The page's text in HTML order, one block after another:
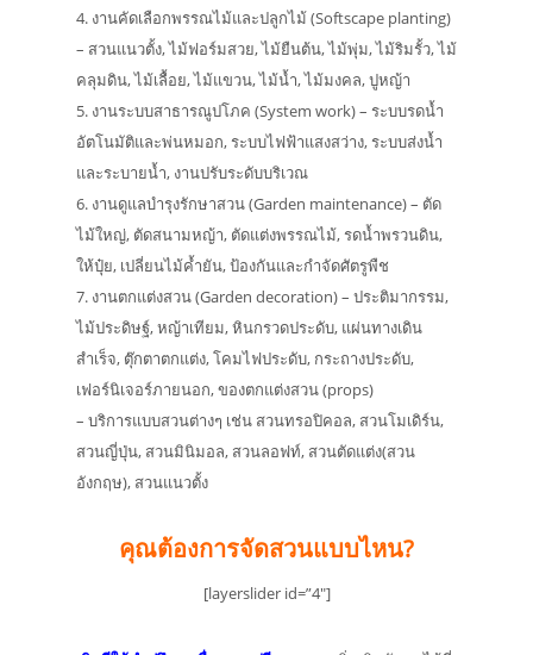
4. งานคัดเลือกพรรณไม้และปลูกไม้ (Softscape planting)
– สวนแนวตั้ง, ไม้ฟอร์มสวย, ไม้ยืนต้น, ไม้พุ่ม, ไม้ริมรั้ว, ไม้
คลุมดิน, ไม้เลื้อย, ไม้แขวน, ไม้น้ำ, ไม้มงคล, ปูหญ้า
5. งานระบบสาธารณูปโภค (System work) – ระบบรดน้ำ
อัตโนมัติและพ่นหมอก, ระบบไฟฟ้าแสงสว่าง, ระบบส่งน้ำ
และระบายน้ำ, งานปรับระดับบริเวณ
6. งานดูแลบำรุงรักษาสวน (Garden maintenance) – ตัด
ไม้ใหญ่, ตัดสนามหญ้า, ตัดแต่งพรรณไม้, รดน้ำพรวนดิน,
ให้ปุ๋ย, เปลี่ยนไม้ค้ำยัน, ป้องกันและกำจัดศัตรูพืช
7. งานตกแต่งสวน (Garden decoration) – ประติมากรรม,
ไม้ประดิษฐ์, หญ้าเทียม, หินกรวดประดับ, แผ่นทางเดิน
สำเร็จ, ตุ๊กตาตกแต่ง, โคมไฟประดับ, กระถางประดับ,
เฟอร์นิเจอร์ภายนอก, ของตกแต่งสวน (props)
– บริการแบบสวนต่างๆ เช่น สวนทรอปิคอล, สวนโมเดิร์น,
สวนญี่ปุ่น, สวนมินิมอล, สวนลอฟท์, สวนตัดแต่ง(สวน
อังกฤษ), สวนแนวตั้ง
คุณต้องการจัดสวนแบบไหน?
[layerslider id=”4″]